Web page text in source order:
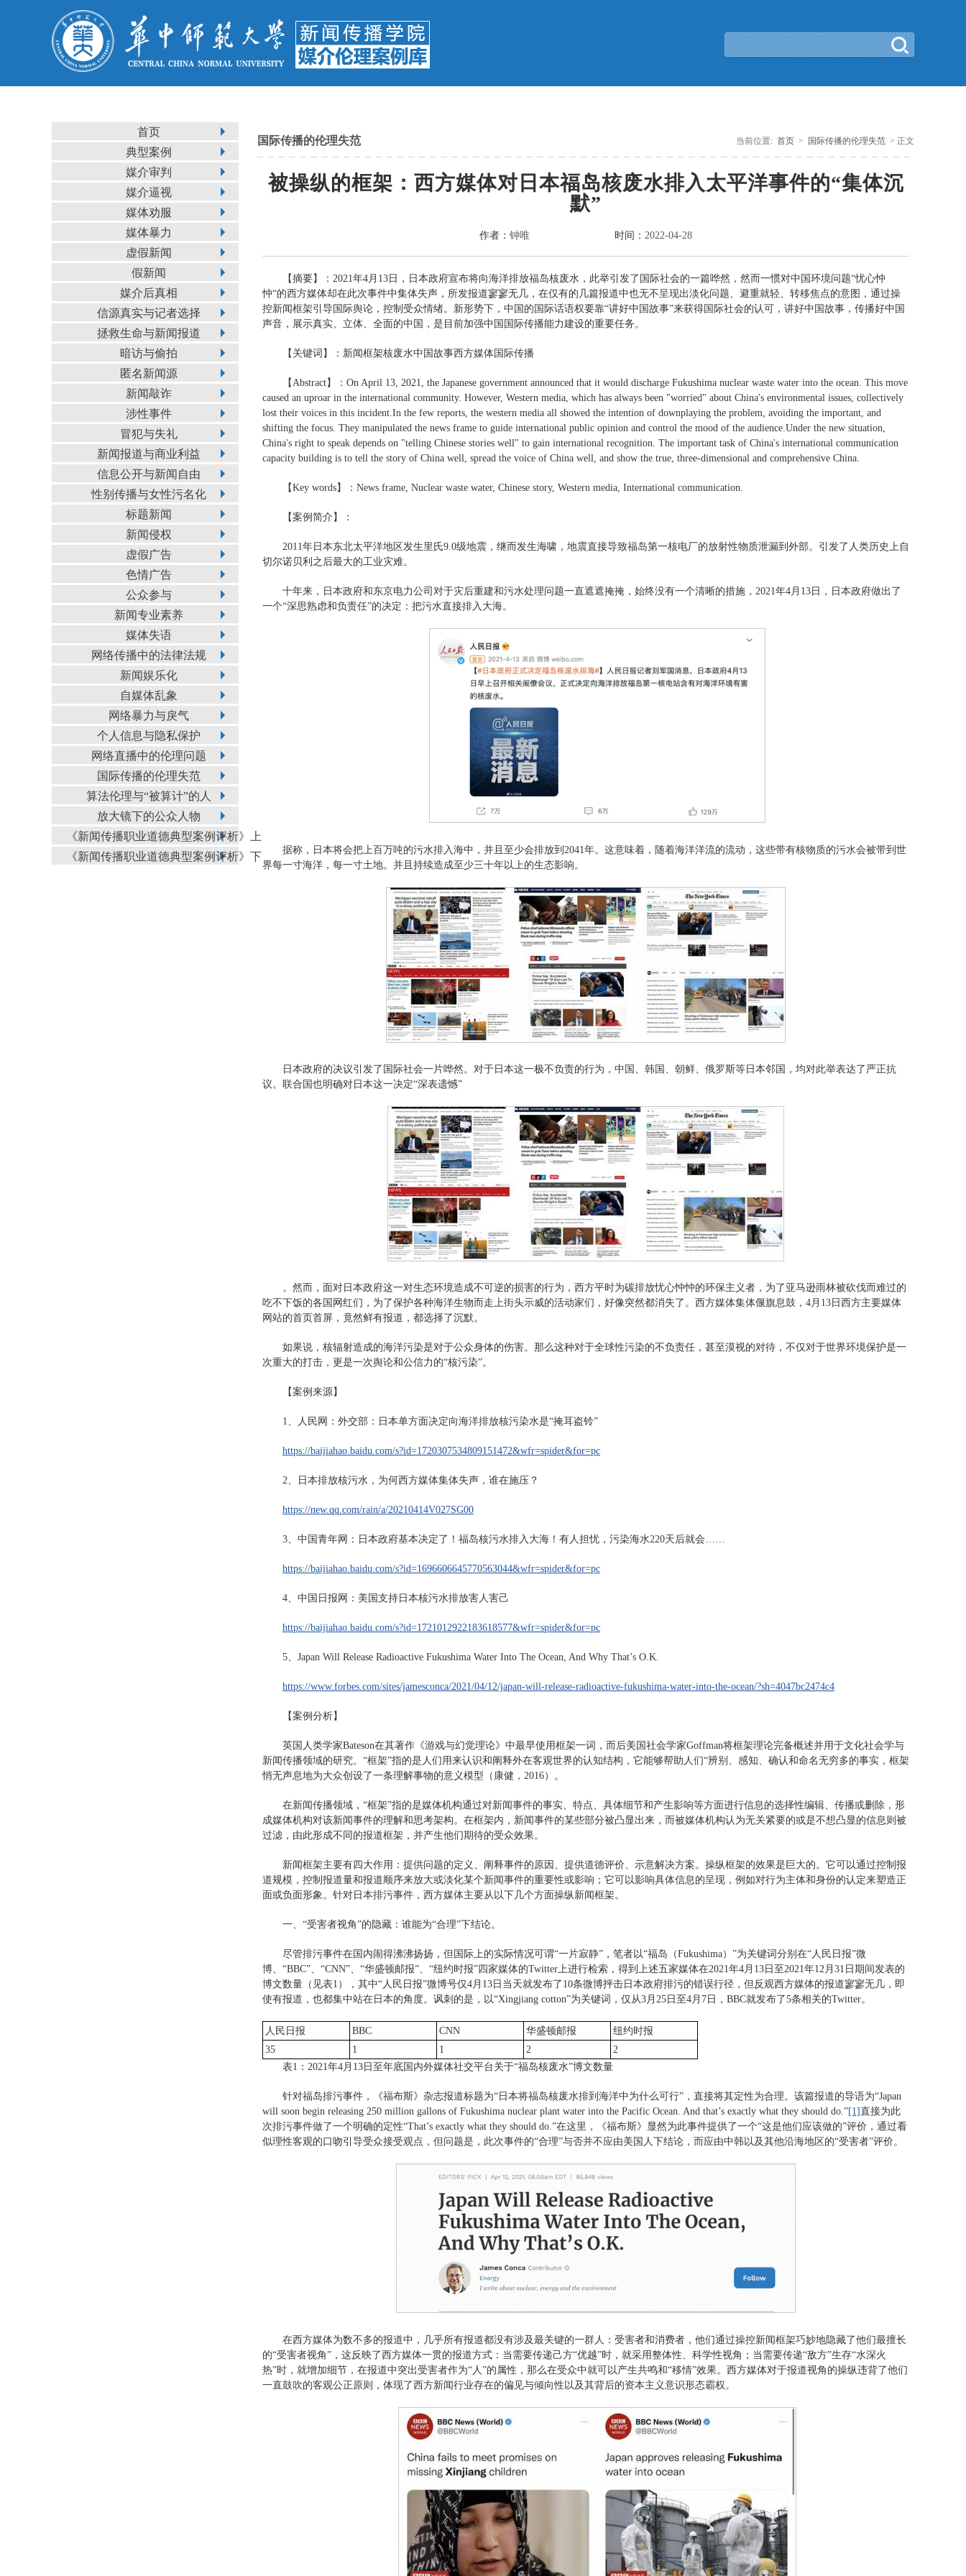
首页
典型案例
媒介审判
媒介逼视
媒体劝服
媒体暴力
虚假新闻
假新闻
媒介后真相
信源真实与记者选择
拯救生命与新闻报道
暗访与偷拍
匿名新闻源
新闻敲诈
涉性事件
冒犯与失礼
新闻报道与商业利益
信息公开与新闻自由
性别传播与女性污名化
标题新闻
新闻侵权
虚假广告
色情广告
公众参与
新闻专业素养
媒体失语
网络传播中的法律法规
新闻娱乐化
自媒体乱象
网络暴力与戾气
个人信息与隐私保护
网络直播中的伦理问题
国际传播的伦理失范
算法伦理与“被算计”的人
放大镜下的公众人物
《新闻传播职业道德典型案例评析》上
《新闻传播职业道德典型案例评析》下
国际传播的伦理失范 当前位置: 首页 > 国际传播的伦理失范 > 正文
被操纵的框架：西方媒体对日本福岛核废水排入太平洋事件的“集体沉
默”
作者： 钟唯 时间： 2022-04-28
【摘要】： 2021年4月13日，日本政府宣布将向海洋排放福岛核废水，此举引发了国际社会的一篇哗然， 然而一惯对中国环境问题“忧心忡
忡“的西方媒体却在此次事件中集体失声，所发报道寥寥无几，在仅有的几篇报道中也无不呈现出淡化问题、避重就轻、转移焦点的意图，通过操
控新闻框架引导国际舆论，控制受众情绪。 新形势下，中国的国际话语权要靠“讲好中国故事”来获得国际社会的认可，讲好中国故事，传播好中国
声音，展示真实、立体、全面的中国，是目前加强中国国际传播能力建设的重要任务。
【关键词】： 新闻框架核废水中国故事西方媒体国际传播
【Abstract】： On April 13, 2021, the Japanese government announced that it would discharge Fukushima nuclear waste water into the ocean. This move
caused an uproar in the international community. However, Western media, which has always been "worried" about China's environmental issues, collectively
lost their voices in this incident.In the few reports, the western media all showed the intention of downplaying the problem, avoiding the important, and
shifting the focus. They manipulated the news frame to guide international public opinion and control the mood of the audience.Under the new situation,
China's right to speak depends on "telling Chinese stories well" to gain international recognition. The important task of China's international communication
capacity building is to tell the story of China well, spread the voice of China well, and show the true, three-dimensional and comprehensive China.
【Key words】： News frame, Nuclear waste water, Chinese story, Western media, International communication.
【案例简介】：
2011年日本东北太平洋地区发生里氏9.0级地震，继而发生海啸，地震直接导致福岛第一核电厂的放射性物质泄漏到外部。引发了人类历史上自
切尔诺贝利之后最大的工业灾难。
十年来，日本政府和东京电力公司对于灾后重建和污水处理问题一直遮遮掩掩，始终没有一个清晰的措施，2021年4月13日，日本政府做出了
一个“深思熟虑和负责任”的决定：把污水直接排入大海。
据称，日本将会把上百万吨的污水排入海中，并且至少会排放到2041年。这意味着，随着海洋洋流的流动，这些带有核物质的污水会被带到世
界每一寸海洋，每一寸土地。并且持续造成至少三十年以上的生态影响。
日本政府的决议引发了国际社会一片哗然。对于日本这一极不负责的行为，中国、韩国、朝鲜、俄罗斯等日本邻国，均对此举表达了严正抗
议。联合国也明确对日本这一决定“深表遗憾”
。然而，面对日本政府这一对生态环境造成不可逆的损害的行为，西方平时为碳排放忧心忡忡的环保主义者，为了亚马逊雨林被砍伐而难过的
吃不下饭的各国网红们，为了保护各种海洋生物而走上街头示威的活动家们，好像突然都消失了。西方媒体集体偃旗息鼓，4月13日西方主要媒体
网站的首页首屏，竟然鲜有报道，都选择了沉默。
如果说，核辐射造成的海洋污染是对于公众身体的伤害。那么这种对于全球性污染的不负责任，甚至漠视的对待，不仅对于世界环境保护是一
次重大的打击，更是一次舆论和公信力的“核污染”。
【案例来源】
1、人民网：外交部：日本单方面决定向海洋排放核污染水是“掩耳盗铃”
https://baijiahao.baidu.com/s?id=1720307534809151472&wfr=spider&for=pc
2、日本排放核污水，为何西方媒体集体失声，谁在施压？
https://new.qq.com/rain/a/20210414V027SG00
3、中国青年网：日本政府基本决定了！福岛核污水排入大海！有人担忧，污染海水220天后就会……
https://baijiahao.baidu.com/s?id=1696606645770563044&wfr=spider&for=pc
4、中国日报网：美国支持日本核污水排放害人害己
https://baijiahao.baidu.com/s?id=1721012922183618577&wfr=spider&for=pc
5、Japan Will Release Radioactive Fukushima Water Into The Ocean, And Why That’s O.K.
https://www.forbes.com/sites/jamesconca/2021/04/12/japan-will-release-radioactive-fukushima-water-into-the-ocean/?sh=4047bc2474c4
【案例分析】
英国人类学家Bateson在其著作《游戏与幻觉理论》中最早使用框架一词，而后美国社会学家Goffman将框架理论完备概述并用于文化社会学与
新闻传播领域的研究。“框架”指的是人们用来认识和阐释外在客观世界的认知结构，它能够帮助人们“辨别、感知、确认和命名无穷多的事实，框架
悄无声息地为大众创设了一条理解事物的意义模型（康健，2016）。
在新闻传播领域，“框架”指的是媒体机构通过对新闻事件的事实、特点、具体细节和产生影响等方面进行信息的选择性编辑、传播或删除，形
成媒体机构对该新闻事件的理解和思考架构。在框架内，新闻事件的某些部分被凸显出来，而被媒体机构认为无关紧要的或是不想凸显的信息则被
过滤，由此形成不同的报道框架，并产生他们期待的受众效果。
新闻框架主要有四大作用：提供问题的定义、阐释事件的原因、提供道德评价、示意解决方案。操纵框架的效果是巨大的。它可以通过控制报
道规模，控制报道量和报道顺序来放大或淡化某个新闻事件的重要性或影响；它可以影响具体信息的呈现，例如对行为主体和身份的认定来塑造正
面或负面形象。针对日本排污事件，西方媒体主要从以下几个方面操纵新闻框架。
一、“受害者视角”的隐藏：谁能为“合理”下结论。
尽管排污事件在国内闹得沸沸扬扬，但国际上的实际情况可谓“一片寂静”，笔者以“福岛（Fukushima）”为关键词分别在“人民日报”微
博、“BBC”、“CNN”、“华盛顿邮报”、“纽约时报”四家媒体的Twitter上进行检索，得到上述五家媒体在2021年4月13日至2021年12月31日期间发表的
博文数量（见表1），其中“人民日报”微博号仅4月13日当天就发布了10条微博抨击日本政府排污的错误行径，但反观西方媒体的报道寥寥无几，即
使有报道，也都集中站在日本的角度。讽刺的是，以“Xingjiang cotton”为关键词，仅从3月25日至4月7日，BBC就发布了5条相关的Twitter。
人民日报 BBC CNN 华盛顿邮报
纽约时报
35
1 1 2
2
表1：2021年4月13日至年底国内外媒体社交平台关于“福岛核废水”博文数量
针对福岛排污事件，《福布斯》杂志报道标题为“日本将福岛核废水排到海洋中为什么可行”，直接将其定性为合理。该篇报道的导语为“Japan
will soon begin releasing 250 million gallons of Fukushima nuclear plant water into the Pacific Ocean. And that’s exactly what they should do.”[1]直接为此
次排污事件做了一个明确的定性“That’s exactly what they should do.”在这里，《福布斯》显然为此事件提供了一个“这是他们应该做的”评价，通过看
似理性客观的口吻引导受众接受观点，但问题是，此次事件的“合理”与否并不应由美国人下结论，而应由中韩以及其他沿海地区的“受害者”评价。
在西方媒体为数不多的报道中，几乎所有报道都没有涉及最关键的一群人：受害者和消费者，他们通过操控新闻框架巧妙地隐藏了他们最擅长
的“受害者视角”，这反映了西方媒体一贯的报道方式：当需要传递己方“优越”时，就采用整体性、科学性视角；当需要传递“敌方”生存“水深火
热”时，就增加细节，在报道中突出受害者作为“人”的属性，那么在受众中就可以产生共鸣和“移情”效果。西方媒体对于报道视角的操纵违背了他们
一直鼓吹的客观公正原则，体现了西方新闻行业存在的偏见与倾向性以及其背后的资本主义意识形态霸权。